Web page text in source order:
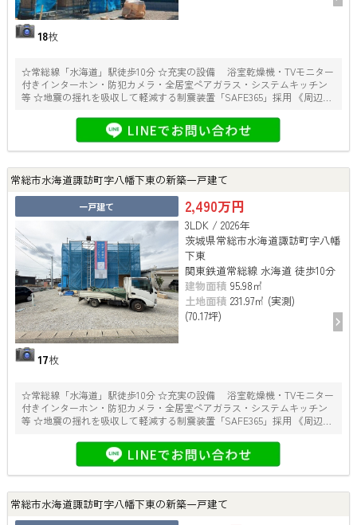
18枚
☆常総線「水海道」駅徒歩10分 ☆充実の設備 浴室乾燥機・TVモニター
付きインターホン・防犯カメラ・全居室ペアガラス・システムキッチン
等 ☆地震の揺れを吸収して軽減する制震装置「SAFE365」採用 《周辺施
TAIRAYAファインズ淵頭店……約730ｍ 〇セブンイレブン水海道諏訪町
店……約500ｍ 〇クスリのアオキ水海道諏訪店……約450ｍ 〇水海道郵便
局……約340ｍ
常総市水海道諏訪町字八幡下東の新築一戸建て
一戸建て
17枚
2,490万円
3LDK / 2026年
茨城県常総市水海道諏訪町字八幡
下東
関東鉄道常総線 水海道 徒歩10分
建物面積 95.98㎡
土地面積 231.97㎡ (実測)
(70.17坪)
☆常総線「水海道」駅徒歩10分 ☆充実の設備 浴室乾燥機・TVモニター
付きインターホン・防犯カメラ・全居室ペアガラス・システムキッチン
等 ☆地震の揺れを吸収して軽減する制震装置「SAFE365」採用 《周辺施
TAIRAYAファインズ淵頭店……約730ｍ 〇セブンイレブン水海道諏訪町
店……約500ｍ 〇クスリのアオキ水海道諏訪店……約450ｍ 〇水海道郵便
局……約340ｍ
常総市水海道諏訪町字八幡下東の新築一戸建て